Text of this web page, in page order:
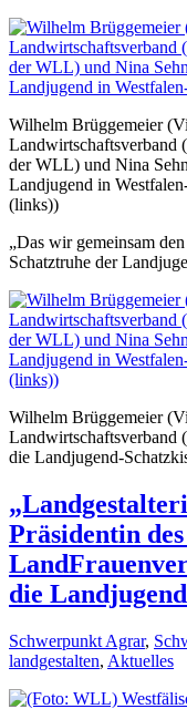
Wilhelm Brüggemeier
Landwirtschaftsverband
der WLL) und Nina
Landjugend in
(links))
„Das wir gemeinsam
Schatztruhe der
Wilhelm Brüggemeier
Landwirtschaftsverband
die Landjugend-
Präsidentin
die
Schwerpunkt Agrar,
landgestalten, Aktuelles